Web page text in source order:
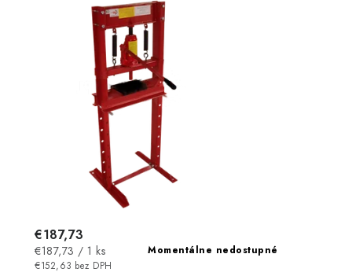
Momentálne nedostupné
€152,63 bez DPH
€187,73
Jednotková
cena:
€187,73 / 1 ks